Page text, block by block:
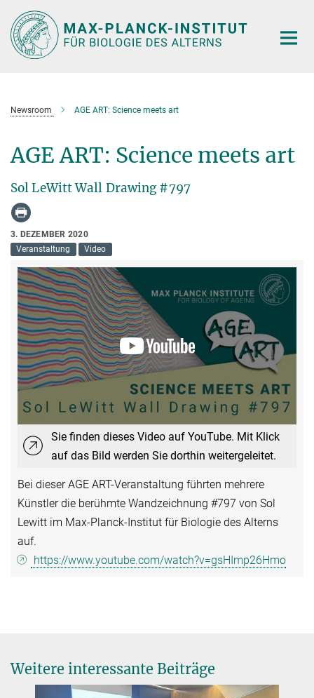
Hauptinhalt
Newsroom AGE ART: Science meets art
AGE ART: Science meets art
Sol LeWitt Wall Drawing #797
3. DEZEMBER 2020
Veranstaltung
Video
Sie finden dieses Video auf YouTube. Mit Klick
auf das Bild werden Sie dorthin weitergeleitet.
Bei dieser AGE ART-Veranstaltung führten mehrere
Künstler die berühmte Wandzeichnung #797 von Sol
Lewitt im Max-Planck-Institut für Biologie des Alterns
auf.
https://www.youtube.com/watch?v=gsHImp26Hmo
Weitere interessante Beiträge